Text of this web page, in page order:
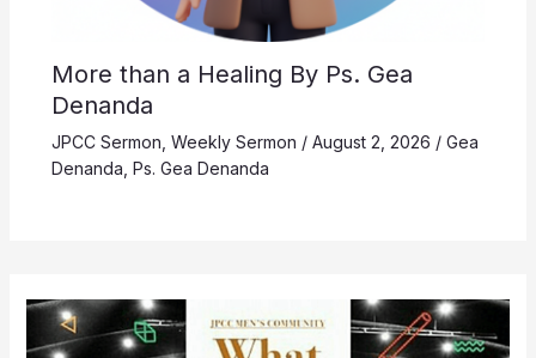
More than a Healing By Ps. Gea
Denanda
JPCC Sermon Weekly Sermon / August 2, 2026 / Gea
Denanda Ps. Gea Denanda